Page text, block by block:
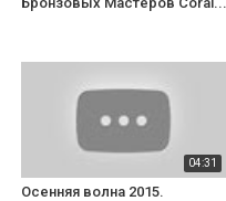
04:31
Осенняя волна 2015.